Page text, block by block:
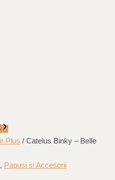
Plus / Catelus Binky – Belle
, Papusi si Accesorii